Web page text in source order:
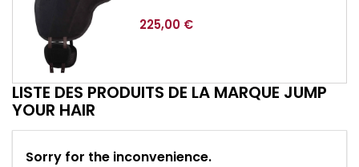
225,00 €
LISTE DES PRODUITS DE LA MARQUE JUMP
YOUR HAIR
Sorry for the inconvenience.